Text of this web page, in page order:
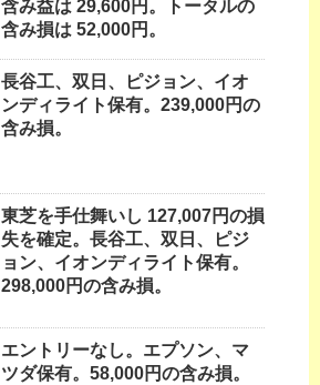
含み益は 29,600円。トータルの
含み損は 52,000円。
長谷工、双日、ピジョン、イオ
ンディライト保有。239,000円の
含み損。
東芝を手仕舞いし 127,007円の損
失を確定。長谷工、双日、ピジ
ョン、イオンディライト保有。
298,000円の含み損。
エントリーなし。エプソン、マ
ツダ保有。58,000円の含み損。